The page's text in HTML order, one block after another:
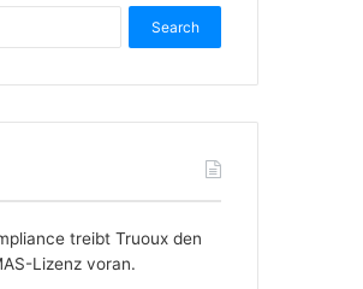
for:
treibt Truoux den
Lizenz voran.